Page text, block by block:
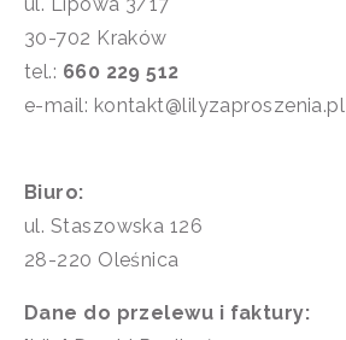
30-702 Kraków
tel.: 660 229 512
e-mail: kontakt@lilyzaproszenia.pl
Biuro:
ul. Staszowska 126
28-220 Oleśnica
Dane do przelewu i faktury: